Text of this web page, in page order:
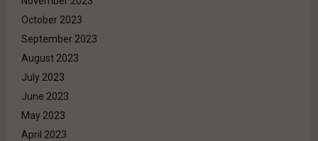
October 2023
September 2023
August 2023
July 2023
June 2023
May 2023
April 2023